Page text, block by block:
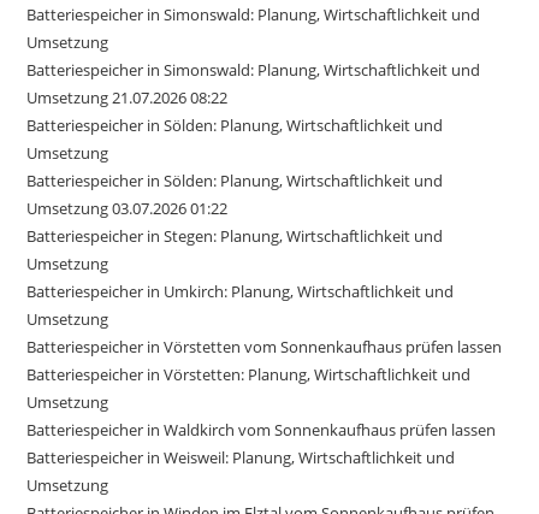
Batteriespeicher in Simonswald: Planung, Wirtschaftlichkeit und
Umsetzung
Batteriespeicher in Simonswald: Planung, Wirtschaftlichkeit und
Umsetzung 21.07.2026 08:22
Batteriespeicher in Sölden: Planung, Wirtschaftlichkeit und
Umsetzung
Batteriespeicher in Sölden: Planung, Wirtschaftlichkeit und
Umsetzung 03.07.2026 01:22
Batteriespeicher in Stegen: Planung, Wirtschaftlichkeit und
Umsetzung
Batteriespeicher in Umkirch: Planung, Wirtschaftlichkeit und
Umsetzung
Batteriespeicher in Vörstetten vom Sonnenkaufhaus prüfen lassen
Batteriespeicher in Vörstetten: Planung, Wirtschaftlichkeit und
Umsetzung
Batteriespeicher in Waldkirch vom Sonnenkaufhaus prüfen lassen
Batteriespeicher in Weisweil: Planung, Wirtschaftlichkeit und
Umsetzung